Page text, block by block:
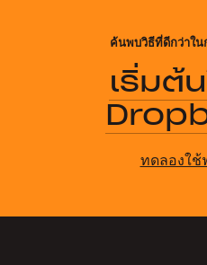
ค้นพบวิธีที่ดีกว่าใน
เริ่มต้
ทดลองใช้